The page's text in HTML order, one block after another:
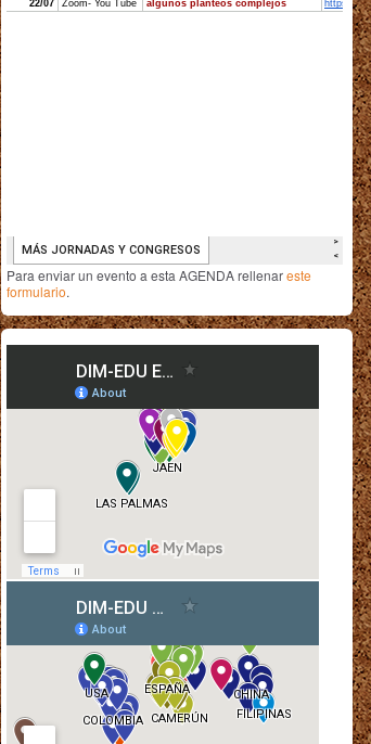
Para enviar un evento a esta AGENDA rellenareste
formulario.